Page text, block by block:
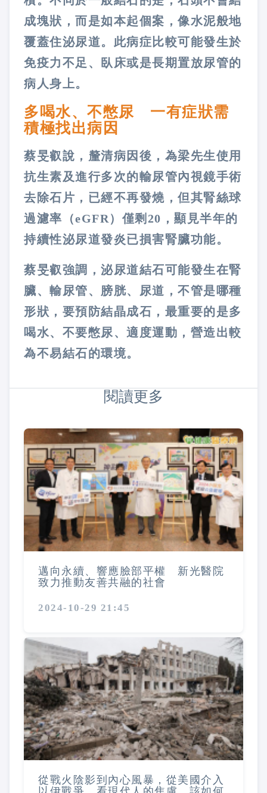
成塊狀，而是如本起個案，像水泥般地
覆蓋住泌尿道。此病症比較可能發生於
免疫力不足、臥床或是長期置放尿管的
病人身上。
多喝水、不憋尿 一有症狀需
積極找出病因
蔡旻叡說，釐清病因後，為梁先生使用
抗生素及進行多次的輸尿管內視鏡手術
去除石片，已經不再發燒，但其腎絲球
過濾率（eGFR）僅剩20，顯見半年的
持續性泌尿道發炎已損害腎臟功能。
蔡旻叡強調，泌尿道結石可能發生在腎
臟、輸尿管、膀胱、尿道，不管是哪種
形狀，要預防結晶成石，最重要的是多
喝水、不要憋尿、適度運動，營造出較
為不易結石的環境。
閱讀更多
邁向永續、響應臉部平權 新光醫院
致力推動友善共融的社會
2024-10-29 21:45
從戰火陰影到內心風暴，從美國介入